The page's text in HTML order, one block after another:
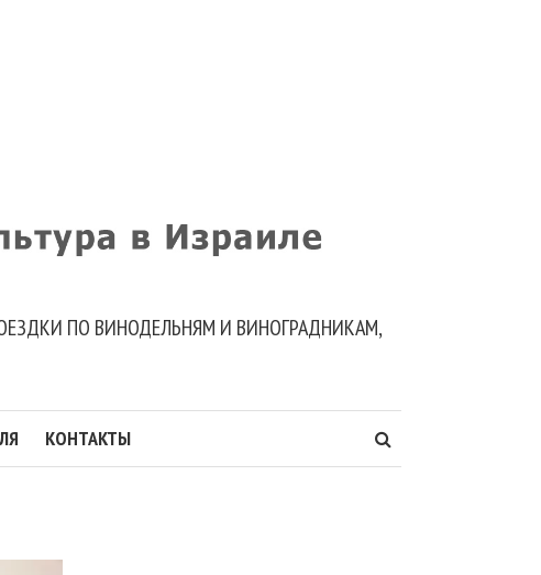
ПО ВИНОДЕЛЬНЯМ И ВИНОГРАДНИКАМ,
КОНТАКТЫ